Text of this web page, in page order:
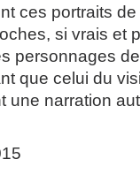
ces portraits
si vrais et
personnages
que celui du
une narration